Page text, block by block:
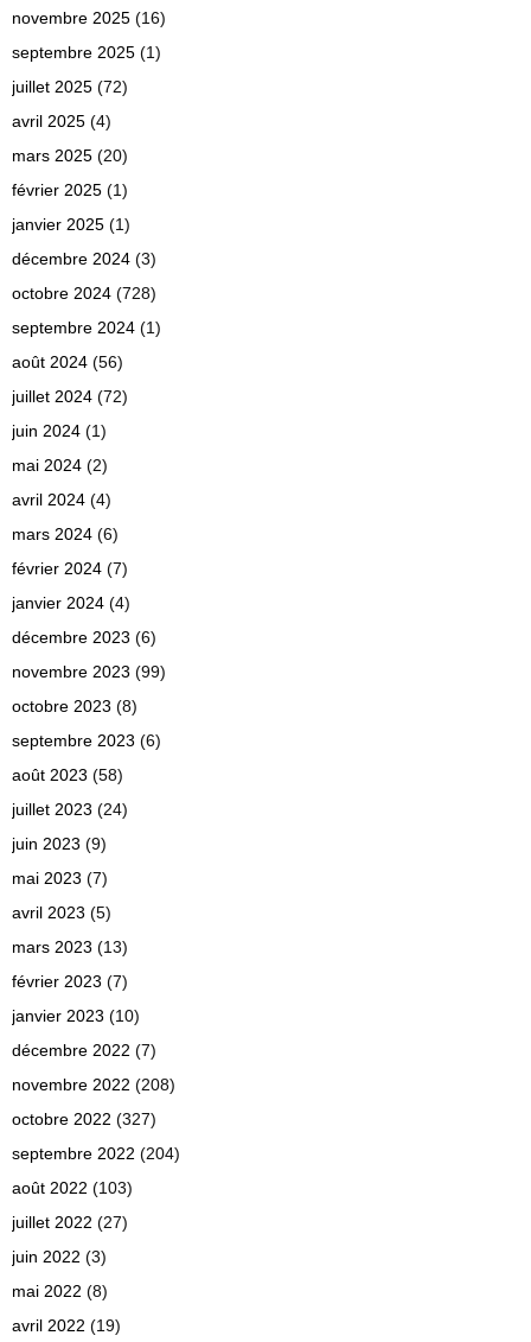
novembre 2025 (16)
septembre 2025 (1)
juillet 2025 (72)
avril 2025 (4)
mars 2025 (20)
février 2025 (1)
janvier 2025 (1)
décembre 2024 (3)
octobre 2024 (728)
septembre 2024 (1)
août 2024 (56)
juillet 2024 (72)
juin 2024 (1)
mai 2024 (2)
avril 2024 (4)
mars 2024 (6)
février 2024 (7)
janvier 2024 (4)
décembre 2023 (6)
novembre 2023 (99)
octobre 2023 (8)
septembre 2023 (6)
août 2023 (58)
juillet 2023 (24)
juin 2023 (9)
mai 2023 (7)
avril 2023 (5)
mars 2023 (13)
février 2023 (7)
janvier 2023 (10)
décembre 2022 (7)
novembre 2022 (208)
octobre 2022 (327)
septembre 2022 (204)
août 2022 (103)
juillet 2022 (27)
juin 2022 (3)
mai 2022 (8)
avril 2022 (19)